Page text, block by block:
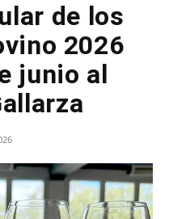
de los
2026
junio al